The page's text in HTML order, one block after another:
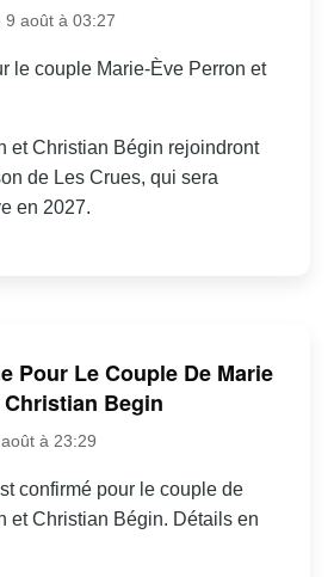
9 août à 03:27
le couple Marie-Ève Perron et
et Christian Bégin rejoindront
de Les Crues, qui sera
en 2027.
Pour Le Couple De Marie
Begin
à 23:29
confirmé pour le couple de
et Christian Bégin. Détails en